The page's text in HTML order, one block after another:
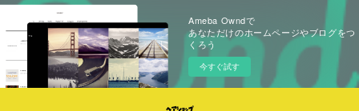
Ameba Owndで
あなただけのホームページやブログをつ
くろう
今すぐ試す